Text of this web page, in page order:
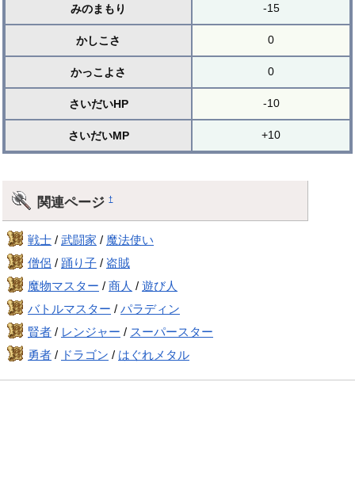
みのまもり -15
かしこさ 0
かっこよさ 0
さいだいHP -10
さいだいMP +10
関連ページ†
戦士 /武闘家 / 魔法使い
僧侶 / 踊り子 / 盗賊
魔物マスター /商人 /遊び人
バトルマスター /パラディン
賢者 / レンジャー / スーパースター
勇者 / ドラゴン / はぐれメタル